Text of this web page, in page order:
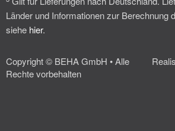
Länder und Informationen zur Berechnung
siehe hier.
Copyright © BEHA GmbH • Alle
Rechte vorbehalten